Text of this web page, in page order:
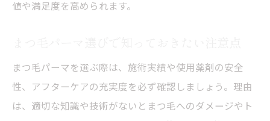
値や満足度を高められます。
まつ毛パーマを選ぶ際は、施術実績や使用薬剤の安全
性、アフターケアの充実度を必ず確認しましょう。理由
は、適切な知識や技術がないとまつ毛へのダメージやト